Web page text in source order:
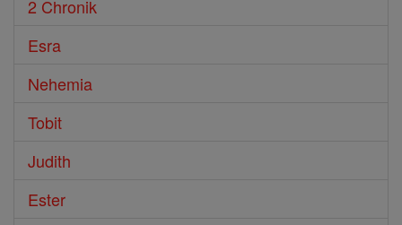
2 Chronik
Esra
Nehemia
Tobit
Judith
Ester